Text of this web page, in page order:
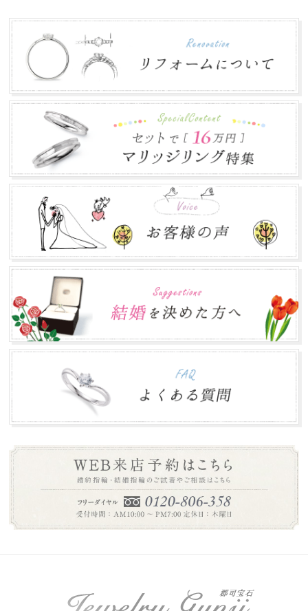
平素は格別のお引き立てを賜わり厚くお礼申し上げます。
株式会社郡司宝石は、お盆期間中も通常営業致し...
ゴールデンウィークの営業について
2018.04.16
平素は格別のお引き立てを賜わり厚くお礼申し上げます。
年末年始のお知らせ
2017.12.12
本年は大変お世話になりありがとうございました。 誠に勝
手ながら下記の期間を年末年始休業とさせて頂き...
お盆営業について
2017.07.24
平素は格別のお引き立てを賜わり厚くお礼申し上げます。
株式会社郡司宝石は、お盆期間中も通常営業致し...
ゴールデンウィークの営業について
2017.04.30
ゴールデンウィークの営業に関しましては、通常通り営業
致します。 皆さまのご来店をお待ちしております...
年末年始のお知らせ
2016.12.27
本年は大変お世話になりありがとうございました。 誠に勝
手ながら下記の期間を年末年始休業とさせて頂き...